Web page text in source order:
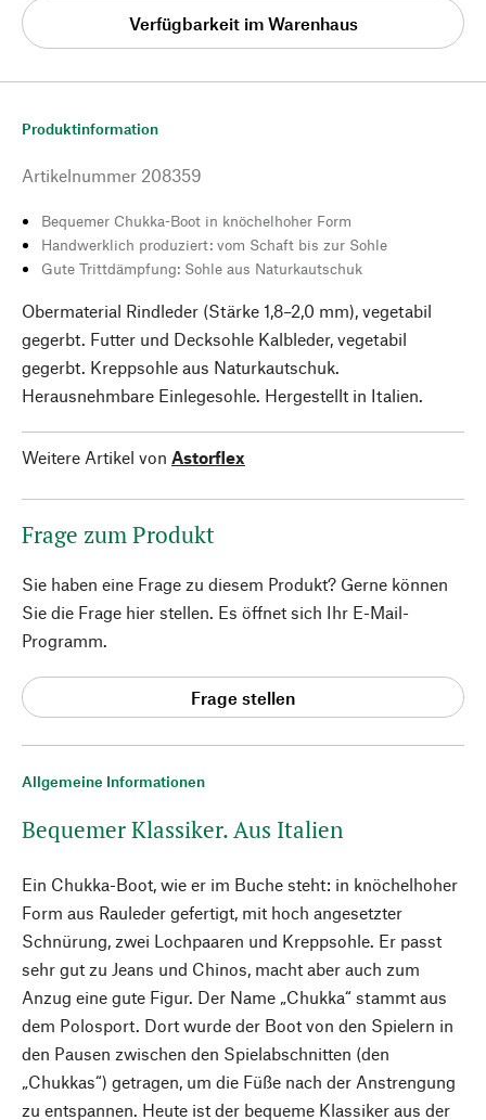
Verfügbarkeit im Warenhaus
Allgemeine Informationen
Bequemer Klassiker. Aus Italien
Ein Chukka-Boot, wie er im Buche steht: in knöchelhoher
Form aus Rauleder gefertigt, mit hoch angesetzter
Schnürung, zwei Lochpaaren und Kreppsohle. Er passt
sehr gut zu Jeans und Chinos, macht aber auch zum
Anzug eine gute Figur. Der Name „Chukka“ stammt aus
dem Polosport. Dort wurde der Boot von den Spielern in
den Pausen zwischen den Spielabschnitten (den
„Chukkas“) getragen, um die Füße nach der Anstrengung
zu entspannen. Heute ist der bequeme Klassiker aus der
Produktinformation
Artikelnummer 208359
Bequemer Chukka-Boot in knöchelhoher Form
Handwerklich produziert: vom Schaft bis zur Sohle
Gute Trittdämpfung: Sohle aus Naturkautschuk
Obermaterial Rindleder (Stärke 1,8–2,0 mm), vegetabil
gegerbt. Futter und Decksohle Kalbleder, vegetabil
gegerbt. Kreppsohle aus Naturkautschuk.
Herausnehmbare Einlegesohle. Hergestellt in Italien.
Weitere Artikel von Astorflex
Frage zum Produkt
Sie haben eine Frage zu diesem Produkt? Gerne können
Sie die Frage hier stellen. Es öffnet sich Ihr E-Mail-
Programm.
Frage stellen